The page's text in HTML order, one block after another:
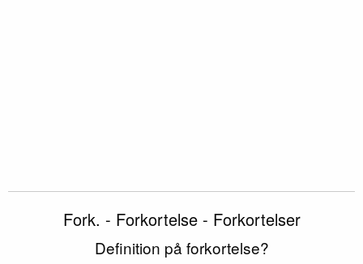
Fork. - Forkortelse - Forkortelser
Definition på forkortelse?